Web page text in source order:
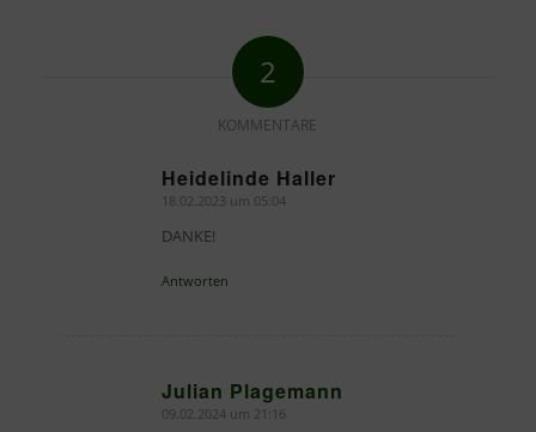
2
KOMMENTARE
Heidelinde Haller
sagte:
18.02.2023 um 05:04
DANKE!
Antworten
Julian Plagemann
sagte:
09.02.2024 um 21:16